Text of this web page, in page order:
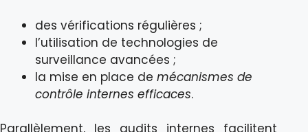
des vérifications régulières ;
l’utilisation de technologies de
surveillance avancées ;
la mise en place de mécanismes de
contrôle internes efficaces.
Parallèlement, les audits internes facilitent